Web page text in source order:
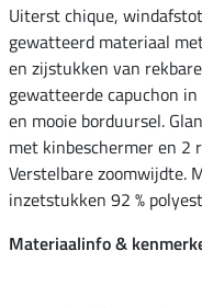
Uiterst chique,
gewatteerd materiaal
en zijstukken van
gewatteerde capuchon
en mooie borduursel.
met kinbeschermer en 2
Verstelbare zoomwijdte.
inzetstukken 92 %
Materiaalinfo &